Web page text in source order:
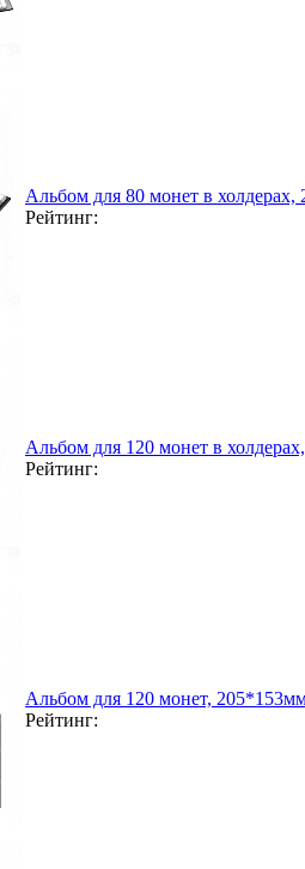
Альбом для 80 монет в
Рейтинг:
Альбом для 120 монет в
Рейтинг:
Альбом для 120 монет,
Рейтинг: